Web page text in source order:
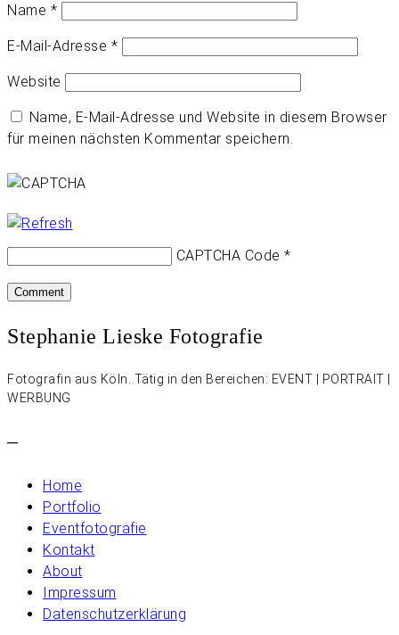
Name *
E-Mail-Adresse *
Website
Name, E-Mail-Adresse und Website in diesem Browser
für meinen nächsten Kommentar speichern.
CAPTCHA Code *
Stephanie Lieske Fotografie
Fotografin aus Köln. Tätig in den Bereichen: EVENT | PORTRAIT |
WERBUNG
–
Home
Portfolio
Eventfotografie
Kontakt
About
Impressum
Datenschutzerklärung